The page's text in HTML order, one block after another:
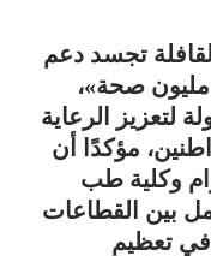
تجسد دعم
الجامعة للمبادرة الرئاسية «100 مليون صحة»،
لتعزيز الرعاية
مؤكدًا أن
وكلية طب
بين القطاعات
في تعظيم